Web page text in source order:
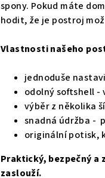
spony. Pokud máte
hodit, že je postroj
Vlastnosti našeho
jednoduše
odolný softshell -
výběr z několika
snadná údržba -
originální potisk,
Praktický, bezpečný a
zaslouží.